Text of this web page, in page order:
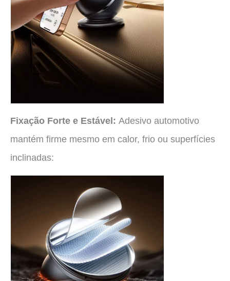
Fixação Forte e Estável: Adesivo automotivo
mantém firme mesmo em calor, frio ou superfícies
inclinadas: